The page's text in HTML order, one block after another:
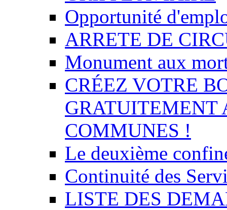
Opportunité
ARRETE DE
Monument aux
CRÉEZ VOTRE
GRATUITEMENT
COMMUNES !
Le deuxième
Continuité des
LISTE DES